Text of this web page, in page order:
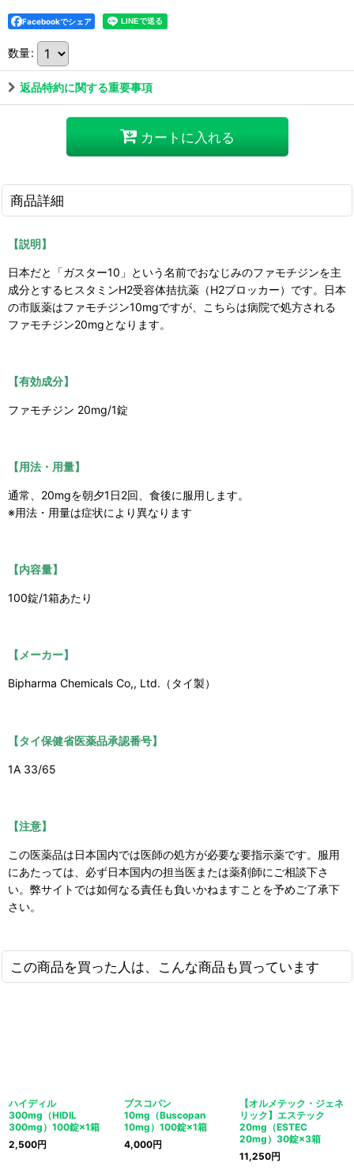
Facebookでシェア
数量:
返品特約に関する重要事項
カートに入れる
商品詳細
【説明】
日本だと「ガスター10」という名前でおなじみのファモチジンを主
成分とするヒスタミンH2受容体拮抗薬 （H2ブロッカー）です。日本
の市販薬はファモチジン10mgですが、こちらは病院で処方される
ファモチジン20mgとなります。
【有効成分】
ファモチジン 20mg/1錠
【用法・用量】
通常、20mgを朝夕1日2回、食後に服用します。
※用法・用量は症状により異なります
【内容量】
100錠/1箱あたり
【メーカー】
Bipharma Chemicals Co,, Ltd.（タイ製）
【タイ保健省医薬品承認番号】
1A 33/65
【注意】
この医薬品は日本国内では医師の処方が必要な要指示薬です。服用
にあたっては、必ず日本国内の担当医または薬剤師にご相談下さ
い。弊サイトでは如何なる責任も負いかねますことを予めご了承下
さい。
この商品を買った人は、こんな商品も買っています
ハイディル
300mg（HIDIL
300mg）100錠×1箱
2,500円
ブスコパン
10mg（Buscopan
10mg）100錠×1箱
4,000円
【オルメテック・ジェネ
リック】エステック
20mg（ESTEC
20mg）30錠×3箱
11,250円